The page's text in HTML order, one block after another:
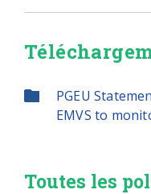
PGEU
EMVS to
Toutes les